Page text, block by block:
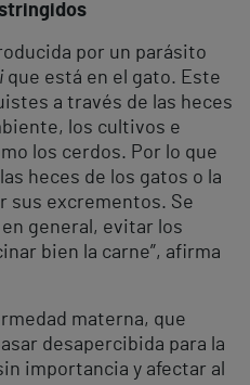
por un parásito
que está en el gato. Este
a través de las heces
los cultivos e
los cerdos. Por lo que
heces de los gatos o la
sus excrementos. Se
general, evitar los
bien la carne”, afirma
materna, que
desapercibida para la
importancia y afectar al